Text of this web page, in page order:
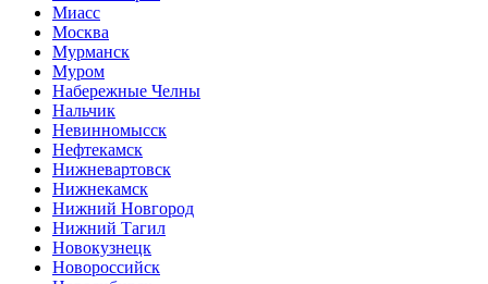
Миасс
Москва
Мурманск
Муром
Набережные Челны
Нальчик
Невинномысск
Нефтекамск
Нижневартовск
Нижнекамск
Нижний Новгород
Нижний Тагил
Новокузнецк
Новороссийск